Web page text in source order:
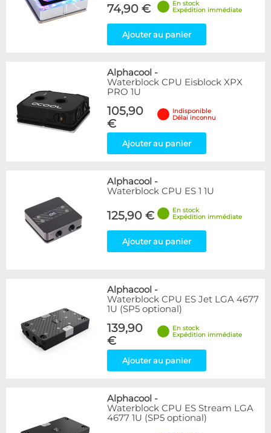
74,90 €
En stock
Expédition immédiate
Ajouter au panier
Alphacool -
Waterblock CPU Eisblock XPX
PRO 1U
105,90
€
Indisponible
Délai inconnu
Ajouter au panier
Alphacool -
Waterblock CPU ES 1 1U
125,90 €
En stock
Expédition immédiate
Ajouter au panier
Alphacool -
Waterblock CPU ES Jet LGA 4677
1U (SP5 optional)
139,90
€
En stock
Expédition immédiate
Ajouter au panier
Alphacool -
Waterblock CPU ES Stream LGA
4677 1U (SP5 optional)